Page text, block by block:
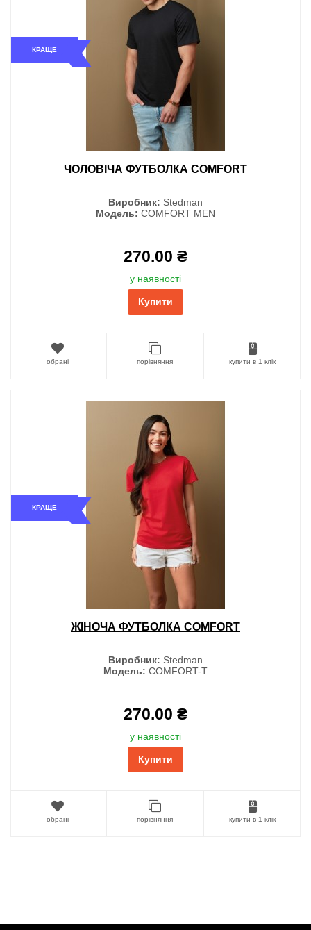
КРАЩЕ
ЧОЛОВІЧА ФУТБОЛКА COMFORT
Виробник: Stedman
Модель: COMFORT MEN
270.00 ₴
у наявності
Купити
обрані порівняння купити в 1 клік
КРАЩЕ
ЖІНОЧА ФУТБОЛКА COMFORT
Виробник: Stedman
Модель: COMFORT-T
270.00 ₴
у наявності
Купити
обрані порівняння купити в 1 клік